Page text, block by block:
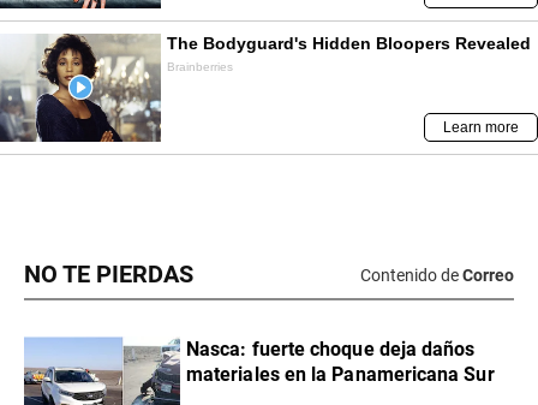
NO TE PIERDAS Contenido deCorreo
Nasca: fuerte choque deja daños
materiales en la Panamericana Sur